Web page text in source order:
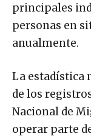
principales
personas en
anualmente.
La estadística
de los
Nacional de
operar parte